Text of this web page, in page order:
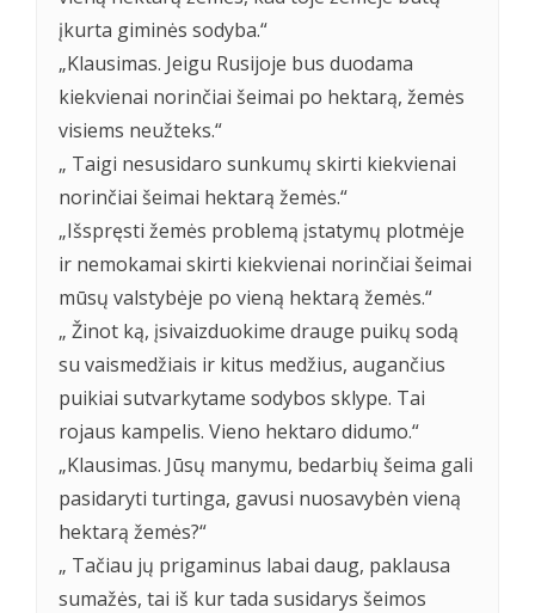
įkurta giminės sodyba.“
„Klausimas. Jeigu Rusijoje bus duodama
kiekvienai norinčiai šeimai po hektarą, žemės
visiems neužteks.“
„ Taigi nesusidaro sunkumų skirti kiekvienai
norinčiai šeimai hektarą žemės.“
„Išspręsti žemės problemą įstatymų plotmėje
ir nemokamai skirti kiekvienai norinčiai šeimai
mūsų valstybėje po vieną hektarą žemės.“
„ Žinot ką, įsivaizduokime drauge puikų sodą
su vaismedžiais ir kitus medžius, augančius
puikiai sutvarkytame sodybos sklype. Tai
rojaus kampelis. Vieno hektaro didumo.“
„Klausimas. Jūsų manymu, bedarbių šeima gali
pasidaryti turtinga, gavusi nuosavybėn vieną
hektarą žemės?“
„ Tačiau jų prigaminus labai daug, paklausa
sumažės, tai iš kur tada susidarys šeimos